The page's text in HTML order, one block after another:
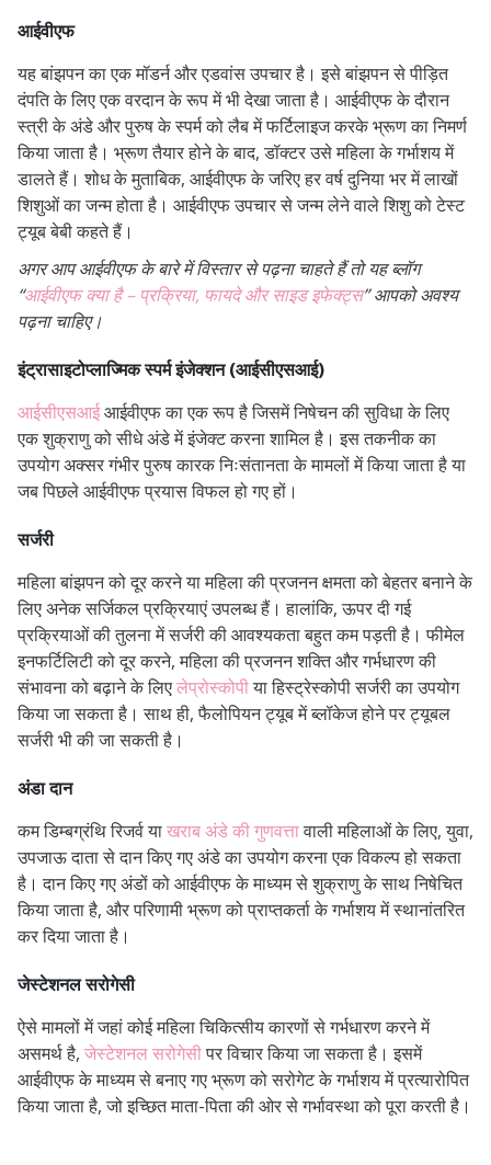
आईवीएफ
यह बांझपन का एक मॉडर्न और एडवांस उपचार है। इसे बांझपन से पीड़ित
दंपति के लिए एक वरदान के रूप में भी देखा जाता है। आईवीएफ के दौरान
स्त्री के अंडे और पुरुष के स्पर्म को लैब में फर्टिलाइज करके भ्रूण का निमर्ण
किया जाता है। भ्रूण तैयार होने के बाद, डॉक्टर उसे महिला के गर्भाशय में
डालते हैं। शोध के मुताबिक, आईवीएफ के जरिए हर वर्ष दुनिया भर में लाखों
शिशुओं का जन्म होता है। आईवीएफ उपचार से जन्म लेने वाले शिशु को टेस्ट
ट्यूब बेबी कहते हैं।
अगर आप आईवीएफ के बारे में विस्तार से पढ़ना चाहते हैं तो यह ब्लॉग
“आईवीएफ क्या है – प्रक्रिया, फायदे और साइड इफेक्ट्स” आपको अवश्य
पढ़ना चाहिए।
इंट्रासाइटोप्लाज्मिक स्पर्म इंजेक्शन (आईसीएसआई)
आईसीएसआईआईवीएफ का एक रूप है जिसमें निषेचन की सुविधा के लिए
एक शुक्राणु को सीधे अंडे में इंजेक्ट करना शामिल है। इस तकनीक का
उपयोग अक्सर गंभीर पुरुष कारक निःसंतानता के मामलों में किया जाता है या
जब पिछले आईवीएफ प्रयास विफल हो गए हों।
सर्जरी
महिला बांझपन को दूर करने या महिला की प्रजनन क्षमता को बेहतर बनाने के
लिए अनेक सर्जिकल प्रक्रियाएं उपलब्ध हैं।हालांकि, ऊपर दी गई
प्रक्रियाओं की तुलना में सर्जरी की आवश्यकता बहुत कम पड़ती है।फीमेल
इनफर्टिलिटी को दूर करने, महिला की प्रजनन शक्ति और गर्भधारण की
संभावना को बढ़ाने के लिएलेप्रोस्कोपीया हिस्ट्रेस्कोपी सर्जरी का उपयोग
किया जा सकता है।साथ ही, फैलोपियन ट्यूब में ब्लॉकेज होने पर ट्यूबल
सर्जरी भी की जा सकती है।
अंडा दान
कम डिम्बग्रंथि रिजर्व याखराब अंडे की गुणवत्तावाली महिलाओं के लिए, युवा,
उपजाऊ दाता से दान किए गए अंडे का उपयोग करना एक विकल्प हो सकता
है। दान किए गए अंडों को आईवीएफ के माध्यम से शुक्राणु के साथ निषेचित
किया जाता है, और परिणामी भ्रूण को प्राप्तकर्ता के गर्भाशय में स्थानांतरित
कर दिया जाता है।
जेस्टेशनल सरोगेसी
ऐसे मामलों में जहां कोई महिला चिकित्सीय कारणों से गर्भधारण करने में
असमर्थ है, जेस्टेशनल सरोगेसीपर विचार किया जा सकता है। इसमें
आईवीएफ के माध्यम से बनाए गए भ्रूण को सरोगेट के गर्भाशय में प्रत्यारोपित
किया जाता है, जो इच्छित माता-पिता की ओर से गर्भावस्था को पूरा करती है।